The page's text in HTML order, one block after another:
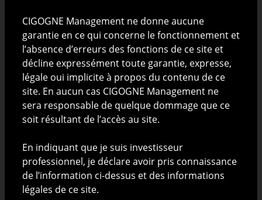
Toute personne qui n'aurait pas le droit, pour une
raison quelconque tenant par exemple à sa
nationalité ou à son lieu de résidence, d'investir dans
des fonds d'investissement luxembourgeois s'engage
à consulter uniquement les documents destinés aux
personnes résidentes ou de nationalité du pays
déterminé, si disponible. Toute personne concernée
s'abstiendra de consulter les documents non
n’est pas qualifiée comme (i) un investisseur qualifié
au sens de la loi luxembourgeoise modifiée du 10
juillet 2005 relative aux prospectus pour valeurs
mobilières ; ou (ii) investisseur averti au sens de la loi
CIGOGNE Management ne donne aucune
garantie en ce qui concerne le fonctionnement et
l’absence d’erreurs des fonctions de ce site et
décline expressément toute garantie, expresse,
légale oui implicite à propos du contenu de ce
site. En aucun cas CIGOGNE Management ne
sera responsable de quelque dommage que ce
soit résultant de l’accès au site.
En indiquant que je suis investisseur
professionnel, je déclare avoir pris connaissance
de l’information ci-dessus et des informations
légales de ce site.